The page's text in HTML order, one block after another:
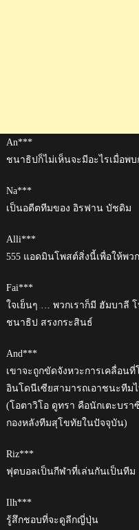
An***
ชนาธิปก็ไม่เห็นจะมีอะไรเมื่อพ
Na***
เป็นอดีตทีมของ อิรฟาน บัชดิม
Alli***
555 แอดมินโพสต์สิ่งนี้เพื่อให้พว
Fai***
ใจเย็นๆ … พวกเราก็มี ฮัมบาลี
ชนาธิป สรงกระสินธ์
And***
เขาจะถูกขัดจังหวะการเคลื่อน
อินโดนีเซียสามารถเอาชนะทีม
(โอตาวิโอ ดูทรา คือนักเตะบ
กองหลังทีมสุโขทัยในปัจจุบัน)
Riz***
ฟุตบอลเป็นกีฬาที่เล่นกันเป็นทีม
Ilh***
รู้สึกชอบที่จะดูลีกญี่ปุ่น